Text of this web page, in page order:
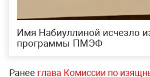
Имя Набиуллиной исчезло
программы ПМЭФ
Ранее глава Комиссии по